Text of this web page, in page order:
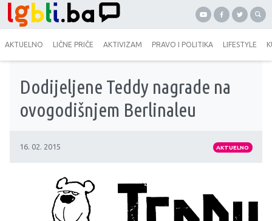
AKTUELNO LIČNE PRIČE AKTIVIZAM PRAVO I POLITIKA LIFESTYLE
Dodijeljene Teddy nagrade na
ovogodišnjem Berlinaleu
16. 02. 2015 AKTUELNO